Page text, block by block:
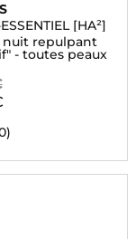
[HA²]
nuit repulpant
- toutes peaux